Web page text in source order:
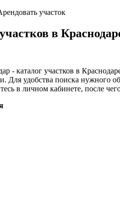
участок
в
участков в Краснодаре.
Для удобства поиска нужного
в личном кабинете, после